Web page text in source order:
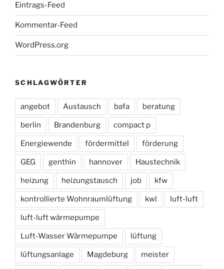
Eintrags-Feed
Kommentar-Feed
WordPress.org
SCHLAGWÖRTER
angebot Austausch bafa beratung
berlin Brandenburg compact p
Energiewende fördermittel förderung
GEG genthin hannover Haustechnik
heizung heizungstausch job kfw
kontrollierte Wohnraumlüftung kwl luft-luft
luft-luft wärmepumpe
Luft-Wasser Wärmepumpe lüftung
lüftungsanlage Magdeburg meister